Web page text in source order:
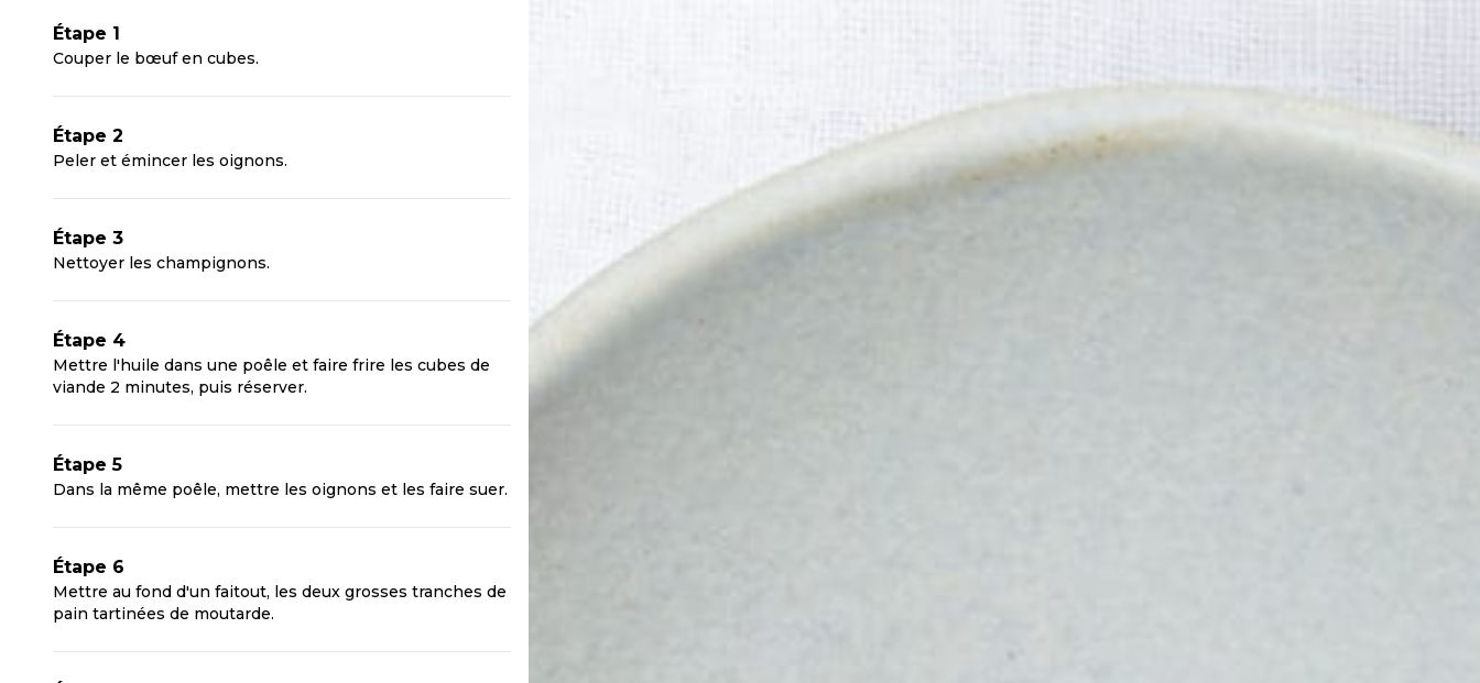
Étape 1
Couper le bœuf en cubes.
Étape 2
Peler et émincer les oignons.
Étape 3
Nettoyer les champignons.
Étape 4
Mettre l'huile dans une poêle et faire frire les cubes de
viande 2 minutes, puis réserver.
Étape 5
Dans la même poêle, mettre les oignons et les faire suer.
Étape 6
Mettre au fond d'un faitout, les deux grosses tranches de
pain tartinées de moutarde.